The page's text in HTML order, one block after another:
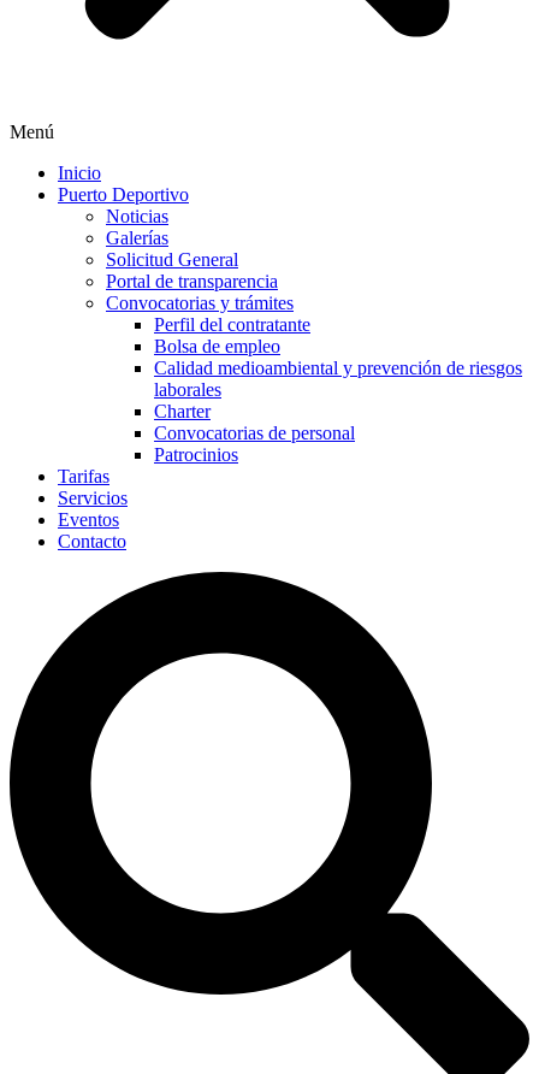
Menú
Inicio
Puerto Deportivo
Noticias
Galerías
Solicitud General
Portal de transparencia
Convocatorias y trámites
Perfil del contratante
Bolsa de empleo
Calidad medioambiental y prevención de riesgos
laborales
Charter
Convocatorias de personal
Patrocinios
Tarifas
Servicios
Eventos
Contacto